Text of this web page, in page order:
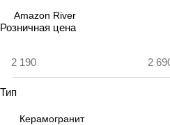
Amazon River
Amber Agate
Antiquewood
Розничная цена
Тип
Керамогранит